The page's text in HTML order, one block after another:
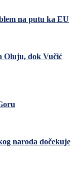
na putu ka EU
Oluju, dok Vučić
naroda dočekuje